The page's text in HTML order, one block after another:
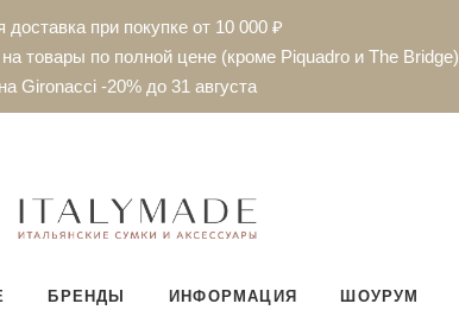
доставка при покупке от 10 000 ₽
товары по полной цене (кроме Piquadro и The Bridge)
Gironacci -20% до 31 августа
БРЕНДЫ ИНФОРМАЦИЯ ШОУРУМ